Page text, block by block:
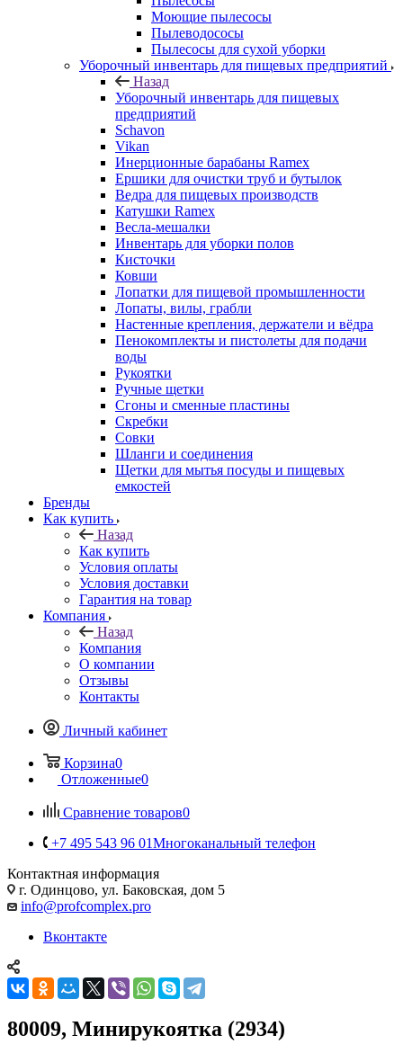
Моющие пылесосы
Пылеводососы
Пылесосы для сухой уборки
Уборочный инвентарь для пищевых предприятий
Назад
Уборочный инвентарь для пищевых
предприятий
Schavon
Vikan
Инерционные барабаны Ramex
Ершики для очистки труб и бутылок
Ведра для пищевых производств
Катушки Ramex
Весла-мешалки
Инвентарь для уборки полов
Кисточки
Ковши
Лопатки для пищевой промышленности
Лопаты, вилы, грабли
Настенные крепления, держатели и вёдра
Пенокомплекты и пистолеты для подачи
воды
Рукоятки
Ручные щетки
Сгоны и сменные пластины
Скребки
Совки
Шланги и соединения
Щетки для мытья посуды и пищевых
емкостей
Бренды
Как купить
Назад
Как купить
Условия оплаты
Условия доставки
Гарантия на товар
Компания
Назад
Компания
О компании
Отзывы
Контакты
Личный кабинет
Корзина0
Отложенные0
Сравнение товаров0
+7 495 543 96 01Многоканальный телефон
Контактная информация
г. Одинцово, ул. Баковская, дом 5
info@profcomplex.pro
Вконтакте
80009, Минирукоятка (2934)